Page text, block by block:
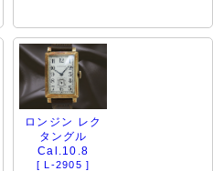
ロンジン レク
タングル
Cal.10.8
[ L-2905 ]